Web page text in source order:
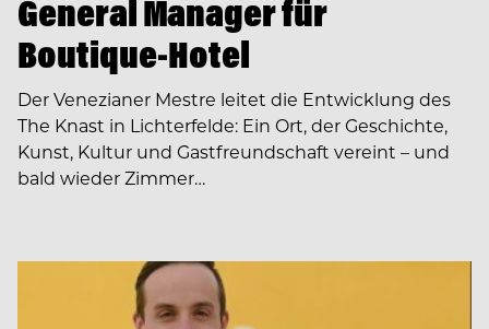
General Manager für
Boutique-Hotel
Der Venezianer Mestre leitet die Entwicklung des
The Knast in Lichterfelde: Ein Ort, der Geschichte,
Kunst, Kultur und Gastfreundschaft vereint – und
bald wieder Zimmer…